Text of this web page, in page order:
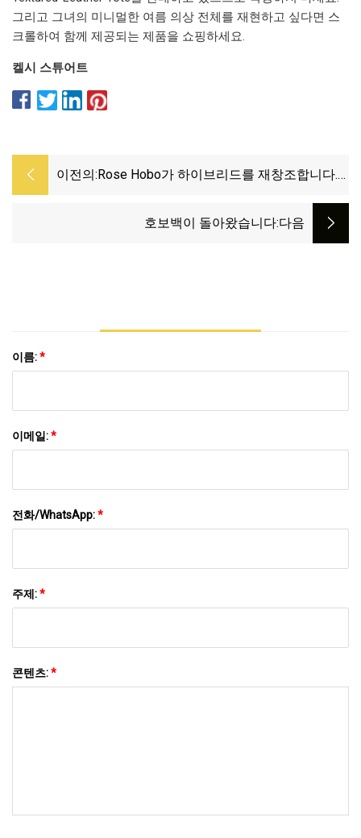
그리고 그녀의 미니멀한 여름 의상 전체를 재현하고 싶다면 스
크롤하여 함께 제공되는 제품을 쇼핑하세요.
켈시 스튜어트
이전의: Rose Hobo가 하이브리드를 재창조합니다.
하에게 적합합니까?
호보백이 돌아왔습니다:다음
이름:*
이메일:*
전화/WhatsApp:*
주제:*
콘텐츠:*